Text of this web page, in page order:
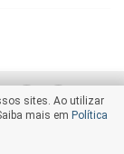
sites. Ao utilizar
mais em Política